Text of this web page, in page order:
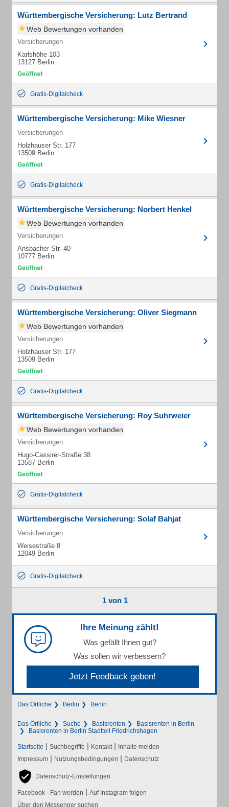
Württembergische Versicherung: Lutz Bertrand
Web Bewertungen vorhanden
Versicherungen
Karlshöhe 103
13127 Berlin
Gratis-Digitalcheck
Württembergische Versicherung: Mike Wiesner
Versicherungen
Holzhauser Str. 177
13509 Berlin
Gratis-Digitalcheck
Württembergische Versicherung: Norbert Henkel
Web Bewertungen vorhanden
Versicherungen
Ansbacher Str. 40
10777 Berlin
Gratis-Digitalcheck
Württembergische Versicherung: Oliver Siegmann
Web Bewertungen vorhanden
Versicherungen
Holzhauser Str. 177
13509 Berlin
Gratis-Digitalcheck
Württembergische Versicherung: Roy Suhrweier
Web Bewertungen vorhanden
Versicherungen
Hugo-Cassirer-Straße 38
13587 Berlin
Gratis-Digitalcheck
Württembergische Versicherung: Solaf Bahjat
Versicherungen
Weisestraße 8
12049 Berlin
Gratis-Digitalcheck
1 von 1
Ihre Meinung zählt!
Was gefällt Ihnen gut?
Was sollen wir verbessern?
Jetzt Feedback geben!
Das Örtliche Berlin Berlin
Das Örtliche Suche Basisrenten
Basisrenten in Berlin
Basisrenten in Berlin Stadtteil Friedrichshagen
Startseite | Suchbegriffe | Kontakt | Inhalte melden
Impressum | Nutzungsbedingungen | Datenschutz
Datenschutz-Einstellungen
Facebook - Fan werden | Auf Instagram folgen
Über den Messenger suchen